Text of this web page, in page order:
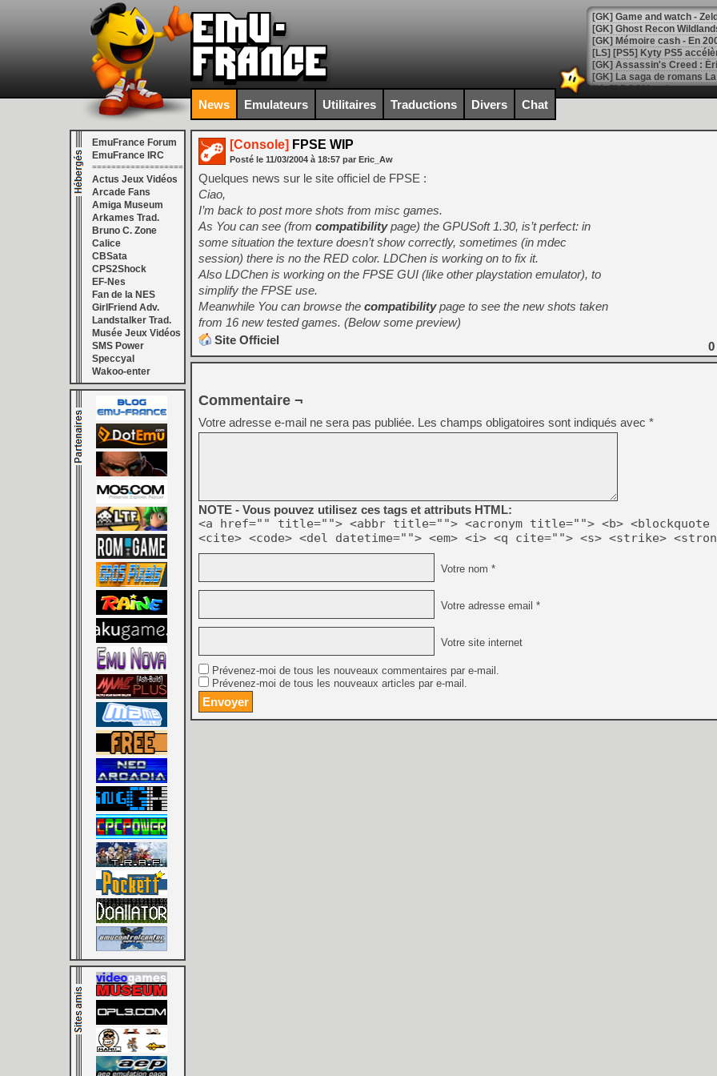
[Mo5] DOOM arrive en
[GK] Bethesda fête les 30
[GK] Roblox : l'action en
[GK] Agenda - GeForce
[LS] [PS5] ps5-y2jb-
[GK] Pourquoi Marvel
[GK] Test : Restory : Chill
[GK] GTA 6 : Rockstar
[GK] Hot Wheels Infinite
[GK] Mémoire cash -
[GK] Résultats Nintendo :
[GK] Déjà des
[Mo5] Brickboy cherche à
[GK] Minecraft et ses «
[GK] Beast of
[GK] Ubisoft : fin de partie
[GK] Mémoire cash -
[GK] Dan Houser (GTA)
[GK] Comment EA Sports
[GK] Crimson Moon : un
[GK] Isle of Reveries : le
[GK] Moonlighter 2 : The
[GK] Capcom relance
[Mo5] Deux inédits du
[GK] Le beat'em up The
[GK] Endless Legend 2 :
[LS] [PS5] Premiers
News Emulateurs Utilitaires Traductions Divers Chat
EmuFrance Forum
EmuFrance IRC
===================
Actus Jeux Vidéos
Arcade Fans
Amiga Museum
Arkames Trad.
Bruno C. Zone
Calice
CBSata
CPS2Shock
EF-Nes
Fan de la NES
GirlFriend Adv.
Landstalker Trad.
Musée Jeux Vidéos
SMS Power
Speccyal
Wakoo-enter
[Console] FPSE WIP
Posté le 11/03/2004 à 18:57 par Eric_Aw
Quelques news sur le site officiel de FPSE :
Ciao,
I’m back to post more shots from misc games.
As You can see (from compatibilitypage) the GPUSoft 1.30, is’t perfect: in
some situation the texture doesn’t show correctly, sometimes (in mdec
session) there is no the RED color. LDChen is working on to fix it.
Also LDChen is working on the FPSE GUI (like other playstation emulator), to
simplify the FPSE use.
Meanwhile You can browse the compatibilitypage to see the new shots taken
from 16 new tested games. (Below some preview)
Site Officiel
0
Commentaire ¬
Votre adresse e-mail ne sera pas publiée. Les champs obligatoires sont indiqués avec *
NOTE - Vous pouvez utilisez ces tags et attributs HTML:
<a href="" title=""> <abbr title=""> <acronym title=""> <b> <blockquote
<cite> <code> <del datetime=""> <em> <i> <q cite=""> <s> <strike>
Votre nom *
Votre adresse email *
Votre site internet
Prévenez-moi de tous les nouveaux commentaires par e-mail.
Prévenez-moi de tous les nouveaux articles par e-mail.